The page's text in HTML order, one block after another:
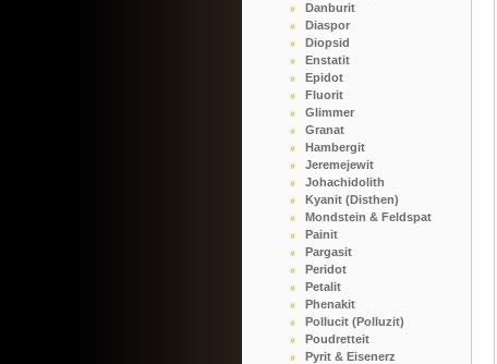
Danburit
Diaspor
Diopsid
Enstatit
Epidot
Fluorit
Glimmer
Granat
Hambergit
Jeremejewit
Johachidolith
Kyanit (Disthen)
Mondstein & Feldspat
Painit
Pargasit
Peridot
Petalit
Phenakit
Pollucit (Polluzit)
Poudretteit
Pyrit & Eisenerz